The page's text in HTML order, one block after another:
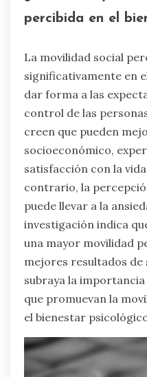
percibida en el
La movilidad social
significativamente en
dar forma a las
control de las
creen que pueden
socioeconómico,
satisfacción con la
contrario, la
puede llevar a la
investigación indica
una mayor movilidad
mejores resultados de
subraya la
que promuevan la
el bienestar